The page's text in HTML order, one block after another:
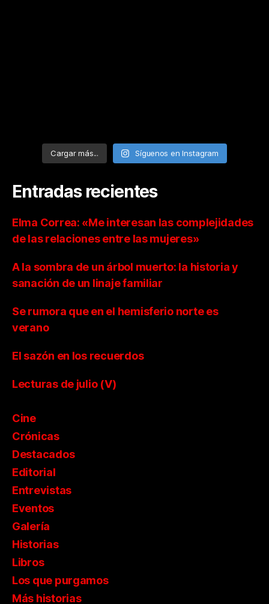
Cargar más... Síguenos en Instagram
Entradas recientes
Elma Correa: «Me interesan las complejidades
de las relaciones entre las mujeres»
A la sombra de un árbol muerto: la historia y
sanación de un linaje familiar
Se rumora que en el hemisferio norte es
verano
El sazón en los recuerdos
Lecturas de julio (V)
Cine
Crónicas
Destacados
Editorial
Entrevistas
Eventos
Galería
Historias
Libros
Los que purgamos
Más historias